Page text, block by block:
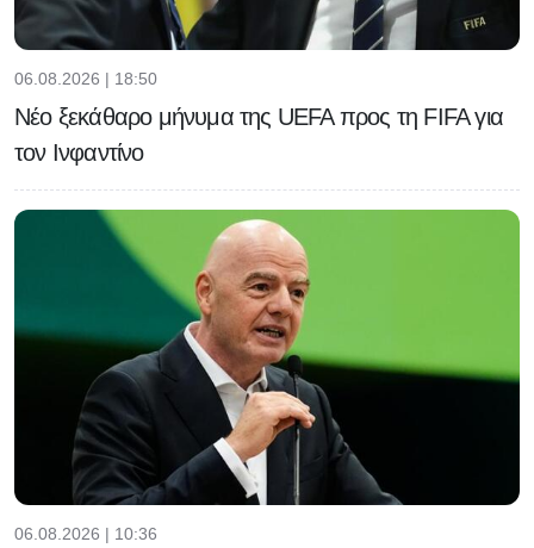
06.08.2026 | 18:50
Νέο ξεκάθαρο μήνυμα της UEFA προς τη FIFA για
τον Ινφαντίνο
06.08.2026 | 10:36